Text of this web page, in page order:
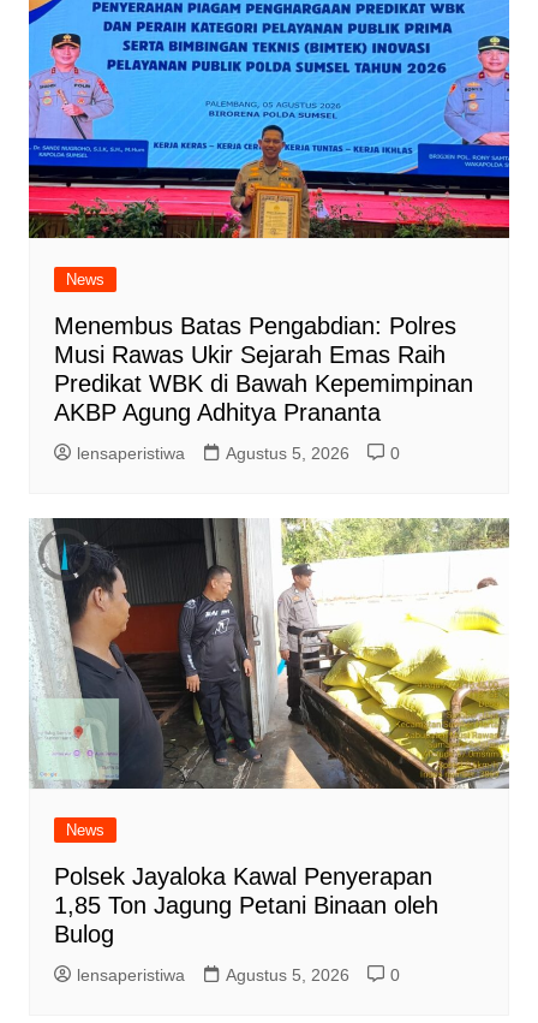
News
Menembus Batas Pengabdian: Polres
Musi Rawas Ukir Sejarah Emas Raih
Predikat WBK di Bawah Kepemimpinan
AKBP Agung Adhitya Prananta
lensaperistiwa Agustus 5, 2026 0
News
Polsek Jayaloka Kawal Penyerapan
1,85 Ton Jagung Petani Binaan oleh
Bulog
lensaperistiwa Agustus 5, 2026 0